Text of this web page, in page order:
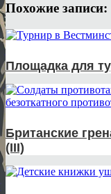
Похожие записи:
Площадка для
Британские
(III)